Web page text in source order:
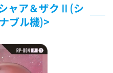
ャア＆ザクⅡ(シ
ブル機)>